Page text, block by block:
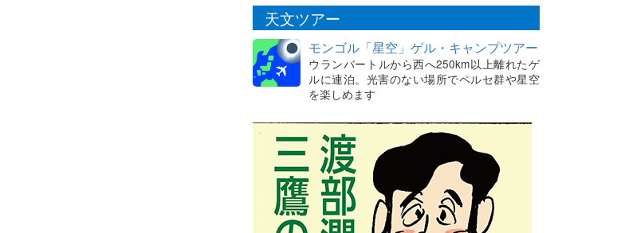
天文ツアー
モンゴル「星空」ゲル・キャンプツアー
ウランバートルから西へ250km以上離れたゲ
ルに連泊。光害のない場所でペルセ群や星空
を楽しめます